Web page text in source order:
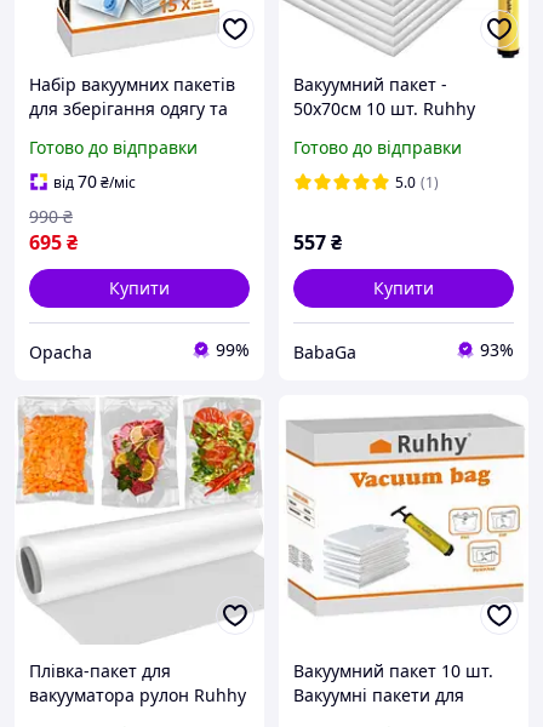
Набір вакуумних пакетів
для зберігання одягу та
50х70 60х80 70х100 см
Готово до відправки
від70₴/міс
695₴
990 ₴
Купити
Opacha 99%
Вакуумний пакет -
50х70см 10 шт. Ruhhy
Готово до відправки
5.0 (1)
557₴
Купити
BabaGa 93%
Плівка-пакет для
вакууматора рулон Ruhhy
Вакуумний пакет 10 шт.
Вакуумні пакети для